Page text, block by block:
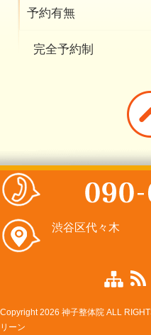
予約有無
完全予約制
渋谷区代々木
Copyright 2026 神子整体院 ALL
リーン